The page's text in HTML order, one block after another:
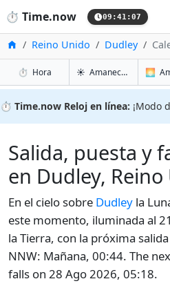
⏱️ Time.now 09:41:08
InicioReino Unido Dudley
⏱️ Horaen Dudley
☀️ Amanecer y atardecer 🌅
⏱️ Time.now Reloj en línea: ¡Modo
Salida, puesta y
en Dudley,
En el cielo sobre Dudley la
este momento, iluminada al
la Tierra, con la próxima
NNW: Mañana, 00:44. The
falls on 28 Ago 2026, 05:18.